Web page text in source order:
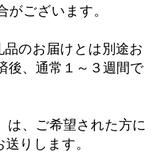
がございます。
品のお届けとは別途お
後、通常１～３週間で
は、ご希望された方に
りします。